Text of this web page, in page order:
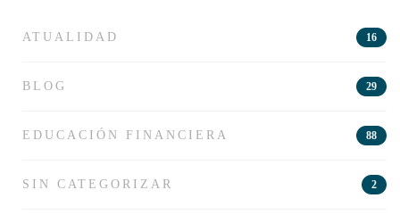
ATUALIDAD 16
BLOG 29
EDUCACIÓN FINANCIERA 88
SIN CATEGORIZAR 2